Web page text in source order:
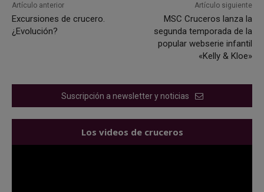
Artículo anterior
Excursiones de crucero.
¿Evolución?
Artículo siguiente
MSC Cruceros lanza la
segunda temporada de la
popular webserie infantil
«Kelly & Kloe»
Suscripción a newsletter y noticias
Los videos de cruceros